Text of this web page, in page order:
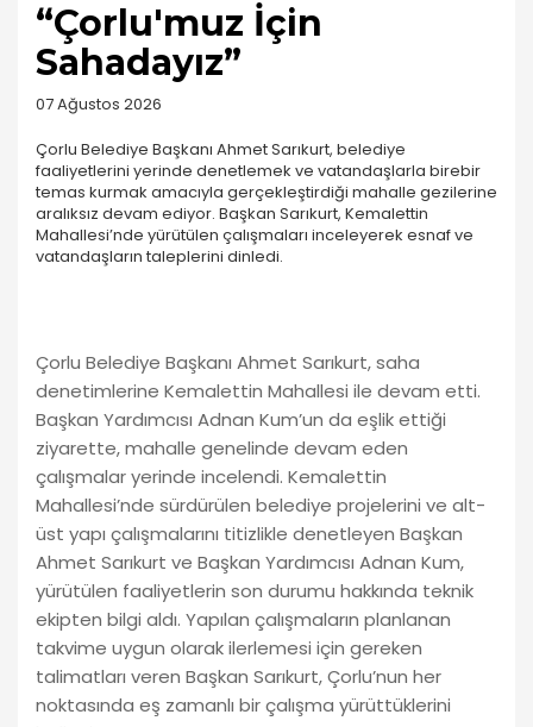
“Çorlu'muz İçin
Sahadayız”
07 Ağustos 2026
Çorlu Belediye Başkanı Ahmet Sarıkurt, belediye
faaliyetlerini yerinde denetlemek ve vatandaşlarla birebir
temas kurmak amacıyla gerçekleştirdiği mahalle gezilerine
aralıksız devam ediyor. Başkan Sarıkurt, Kemalettin
Mahallesi’nde yürütülen çalışmaları inceleyerek esnaf ve
vatandaşların taleplerini dinledi.
Çorlu Belediye Başkanı Ahmet Sarıkurt, saha
denetimlerine Kemalettin Mahallesi ile devam etti.
Başkan Yardımcısı Adnan Kum’un da eşlik ettiği
ziyarette, mahalle genelinde devam eden
çalışmalar yerinde incelendi. Kemalettin
Mahallesi’nde sürdürülen belediye projelerini ve alt-
üst yapı çalışmalarını titizlikle denetleyen Başkan
Ahmet Sarıkurt ve Başkan Yardımcısı Adnan Kum,
yürütülen faaliyetlerin son durumu hakkında teknik
ekipten bilgi aldı. Yapılan çalışmaların planlanan
takvime uygun olarak ilerlemesi için gereken
talimatları veren Başkan Sarıkurt, Çorlu’nun her
noktasında eş zamanlı bir çalışma yürüttüklerini